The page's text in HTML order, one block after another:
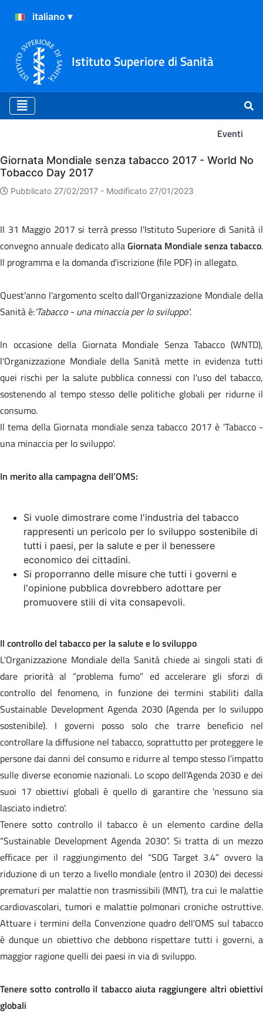
Istituto Superiore di Sanità
Eventi
Eventi
Giornata Mondiale senza tabacco 2017 - World No
Tobacco Day 2017
Pubblicato 27/02/2017 - Modificato 27/01/2023
Il 31 Maggio 2017 si terrà presso l'Istituto Superiore di Sanità il
convegno annuale dedicato allaGiornata Mondiale senza tabacco.
Il programma e la domanda d'iscrizione (file PDF) in allegato.
Quest'anno l'argomento scelto dall'Organizzazione Mondiale della
Sanità è:'Tabacco - una minaccia per lo sviluppo'.
In occasione della Giornata Mondiale Senza Tabacco (WNTD),
l'Organizzazione Mondiale della Sanità mette in evidenza tutti
quei rischi per la salute pubblica connessi con l'uso del tabacco,
sostenendo al tempo stesso delle politiche globali per ridurne il
consumo.
Il tema della Giornata mondiale senza tabacco 2017 è 'Tabacco -
una minaccia per lo sviluppo'.
In merito alla campagna dell’OMS:
Si vuole dimostrare come l'industria del tabacco
rappresenti un pericolo per lo sviluppo sostenibile di
tutti i paesi, per la salute e per il benessere
economico dei cittadini.
Si proporranno delle misure che tutti i governi e
l'opinione pubblica dovrebbero adottare per
promuovere stili di vita consapevoli.
Il controllo del tabacco per la salute e lo sviluppo
L'Organizzazione Mondiale della Sanità chiede ai singoli stati di
dare priorità al “problema fumo” ed accelerare gli sforzi di
controllo del fenomeno, in funzione dei termini stabiliti dalla
Sustainable Development Agenda 2030 (Agenda per lo sviluppo
sostenibile). I governi posso solo che trarre beneficio nel
controllare la diffusione nel tabacco, soprattutto per proteggere le
persone dai danni del consumo e ridurre al tempo stesso l’impatto
sulle diverse economie nazionali. Lo scopo dell'Agenda 2030 e dei
suoi 17 obiettivi globali è quello di garantire che 'nessuno sia
lasciato indietro'.
Tenere sotto controllo il tabacco è un elemento cardine della
“Sustainable Development Agenda 2030”. Si tratta di un mezzo
efficace per il raggiungimento del “SDG Target 3.4” ovvero la
riduzione di un terzo a livello mondiale (entro il 2030) dei decessi
prematuri per malattie non trasmissibili (MNT), tra cui le malattie
cardiovascolari, tumori e malattie polmonari croniche ostruttive.
Attuare i termini della Convenzione quadro dell'OMS sul tabacco
è dunque un obiettivo che debbono rispettare tutti i governi, a
maggior ragione quelli dei paesi in via di sviluppo.
Tenere sotto controllo il tabacco aiuta raggiungere altri obiettivi
globali